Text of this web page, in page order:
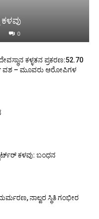
0
ಕಳ್ಳತನ ಪ್ರಕರಣ:52.70
ವಶ – ಮೂವರು ಆರೋಪಿಗಳ
ಕಳವು: ಬಂಧನ
ನಾಲ್ವರ ಸ್ಥಿತಿ ಗಂಭೀರ